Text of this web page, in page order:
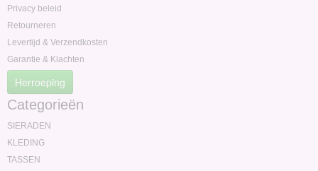
Privacy beleid
Retourneren
Levertijd & Verzendkosten
Garantie & Klachten
Herroeping
Categorieën
SIERADEN
KLEDING
TASSEN